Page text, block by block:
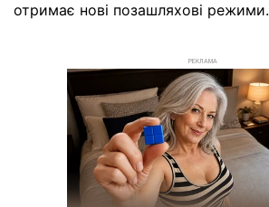
отримає нові позашляхові режими.
РЕКЛАМА